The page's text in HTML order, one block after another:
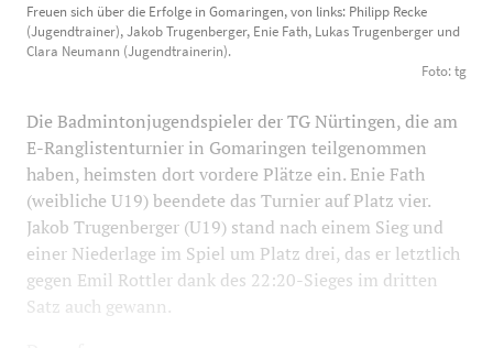
Philipp Recke (Jugendtrainer), Jakob Trugenberger, Enie
Fath, Lukas Trugenberger und Clara Neumann
Freuen sich über die Erfolge in Gomaringen, von links: Philipp Recke
(Jugendtrainer), Jakob Trugenberger, Enie Fath, Lukas Trugenberger und
Clara Neumann (Jugendtrainerin).
Foto: tg
Die Badmintonjugendspieler der TG Nürtingen, die am
E-Ranglistenturnier in Gomaringen teilgenommen
haben, heimsten dort vordere Plätze ein. Enie Fath
(weibliche U19) beendete das Turnier auf Platz vier.
Jakob Trugenberger (U19) stand nach einem Sieg und
einer Niederlage im Spiel um Platz drei, das er letztlich
gegen Emil Rottler dank des 22:20-Sieges im dritten
Satz auch gewann.